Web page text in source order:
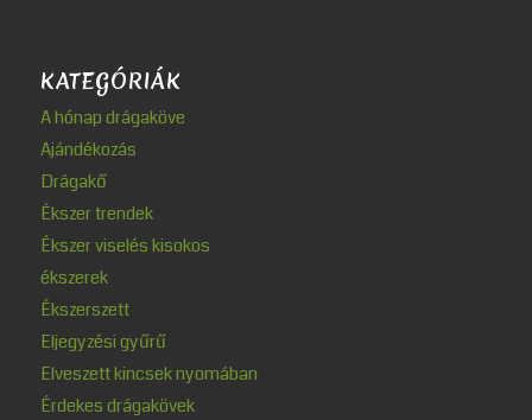
KATEGÓRIÁK
A hónap drágaköve
Ajándékozás
Drágakő
Ékszer trendek
Ékszer viselés kisokos
ékszerek
Ékszerszett
Eljegyzési gyűrű
Elveszett kincsek nyomában
Érdekes drágakövek